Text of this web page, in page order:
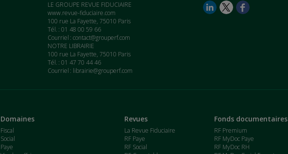
LE GROUPE REVUE FIDUCIAIRE
www.revue-fiduciaire.com
100 rue La Fayette, 75010 Paris
Tél. : 01 48 00 59 66
Courriel : contact@grouperf.com
NOTRE LIBRAIRIE
100 rue La Fayette, 75010 Paris
Tél. : 01 47 70 44 46
Courriel : librairie@grouperf.com
Domaines
Fiscal
Social
Paye
Revues
La Revue Fiduciaire
RF Paye
RF Social
Fonds documentaires
RF Premium
RF MyDoc Paye
RF MyDoc RH